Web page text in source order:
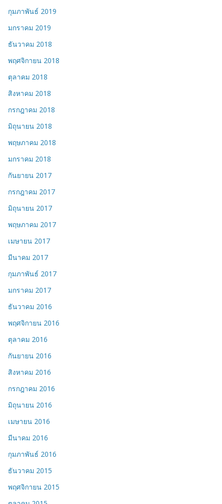
กุมภาพันธ์ 2019
มกราคม 2019
ธันวาคม 2018
พฤศจิกายน 2018
ตุลาคม 2018
สิงหาคม 2018
กรกฎาคม 2018
มิถุนายน 2018
พฤษภาคม 2018
มกราคม 2018
กันยายน 2017
กรกฎาคม 2017
มิถุนายน 2017
พฤษภาคม 2017
เมษายน 2017
มีนาคม 2017
กุมภาพันธ์ 2017
มกราคม 2017
ธันวาคม 2016
พฤศจิกายน 2016
ตุลาคม 2016
กันยายน 2016
สิงหาคม 2016
กรกฎาคม 2016
มิถุนายน 2016
เมษายน 2016
มีนาคม 2016
กุมภาพันธ์ 2016
ธันวาคม 2015
พฤศจิกายน 2015